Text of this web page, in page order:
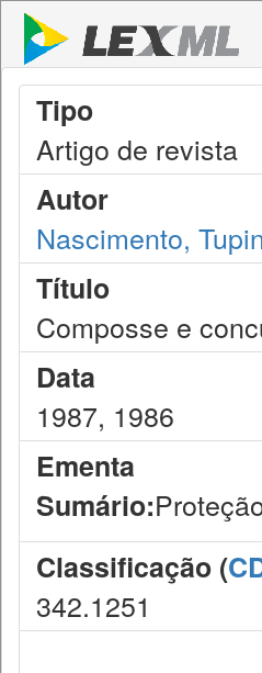
Tipo
Artigo de revista
Autor
Nascimento,
Título
Composse e
Data
1987, 1986
Ementa
Sumário:
Classificação (
342.1251